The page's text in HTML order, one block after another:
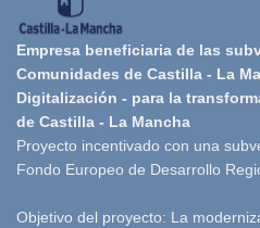
Empresa beneficiaria de las
Comunidades de Castilla - La
Digitalización - para la
de Castilla - La Mancha
Proyecto incentivado con una
Fondo Europeo de Desarrollo
Objetivo del proyecto: La